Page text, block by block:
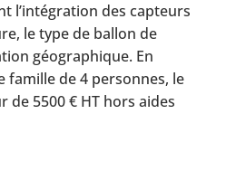
l’intégration des capteurs
le type de ballon de
géographique. En
famille de 4 personnes, le
de 5500 € HT hors aides